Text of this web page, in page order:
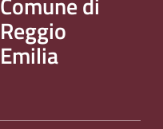
Reggio
Emilia